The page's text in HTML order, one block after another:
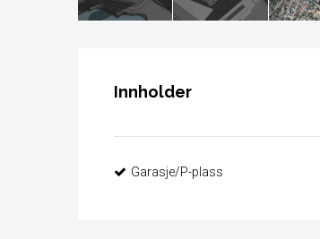
Innholder
Garasje/P-plass